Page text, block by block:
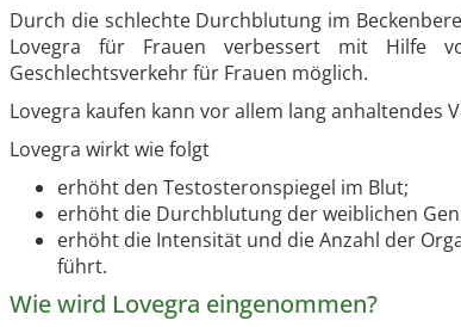
Durch die schlechte Durchblutung im
Lovegra für Frauen verbessert mit Hilfe
Geschlechtsverkehr für Frauen möglich.
Lovegra kaufen kann vor allem lang anhaltendes
Lovegra wirkt wie folgt
erhöht den Testosteronspiegel im Blut;
erhöht die Durchblutung der weiblichen
erhöht die Intensität und die Anzahl der
führt.
Wie wird Lovegra eingenommen?